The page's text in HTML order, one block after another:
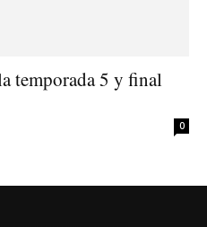
temporada 5 y final
0